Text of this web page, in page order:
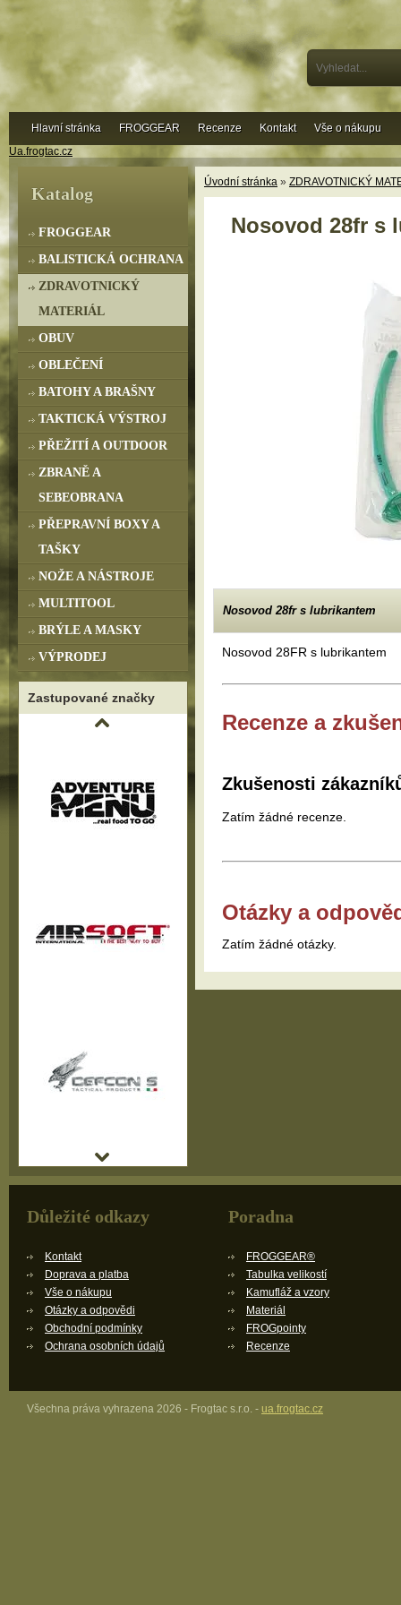
Ua.frogtac.cz
Úvodní stránka » ZDRAVOTNICKÝ
Nosovod 28fr s
Nosovod 28fr s lubrikantem
Nosovod 28FR s lubrikantem
Recenze a
Zkušenosti
Zatím žádné recenze.
Otázky a
Zatím žádné otázky.
Katalog
FROGGEAR
BALISTICKÁ OCHRANA
ZDRAVOTNICKÝ
MATERIÁL
OBUV
OBLEČENÍ
BATOHY A BRAŠNY
TAKTICKÁ VÝSTROJ
PŘEŽITÍ A OUTDOOR
ZBRANĚ A
SEBEOBRANA
PŘEPRAVNÍ BOXY A
TAŠKY
NOŽE A NÁSTROJE
MULTITOOL
BRÝLE A MASKY
VÝPRODEJ
Zastupované značky
Hlavní stránka FROGGEAR Recenze Kontakt Vše o nákupu
Důležité odkazy
Kontakt
Doprava a platba
Vše o nákupu
Otázky a odpovědi
Obchodní podmínky
Ochrana osobních údajů
Poradna
FROGGEAR®
Tabulka velikostí
Kamufláž a vzory
Materiál
FROGpointy
Recenze
Všechna práva vyhrazena 2026 - Frogtac s.r.o. - ua.frogtac.cz